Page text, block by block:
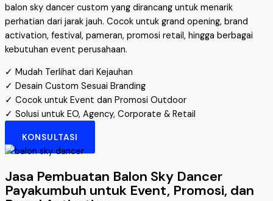
balon sky dancer custom yang dirancang untuk menarik
perhatian dari jarak jauh. Cocok untuk grand opening, brand
activation, festival, pameran, promosi retail, hingga berbagai
kebutuhan event perusahaan.
✓ Mudah Terlihat dari Kejauhan
✓ Desain Custom Sesuai Branding
✓ Cocok untuk Event dan Promosi Outdoor
✓ Solusi untuk EO, Agency, Corporate & Retail
KONSULTASI
Jasa Pembuatan Balon Sky Dancer
Payakumbuh untuk Event, Promosi, dan